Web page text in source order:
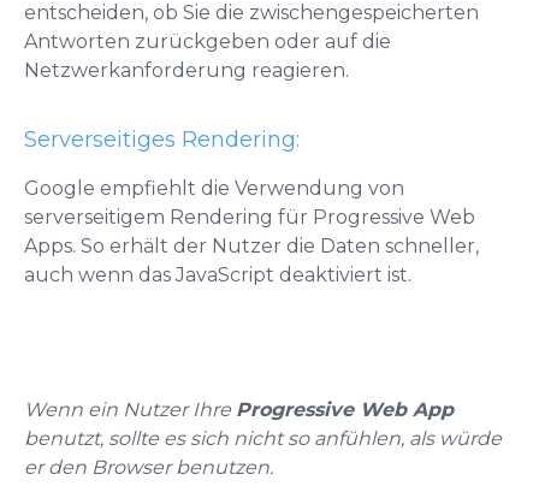
entscheiden, ob Sie die zwischengespeicherten
Antworten zurückgeben oder auf die
Netzwerkanforderung reagieren.
Serverseitiges Rendering:
Google empfiehlt die Verwendung von
serverseitigem Rendering für Progressive Web
Apps. So erhält der Nutzer die Daten schneller,
auch wenn das JavaScript deaktiviert ist.
Wenn ein Nutzer Ihre Progressive Web App
benutzt, sollte es sich nicht so anfühlen, als würde
er den Browser benutzen.